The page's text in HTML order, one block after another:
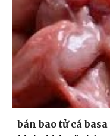
bán bao tử cá basa